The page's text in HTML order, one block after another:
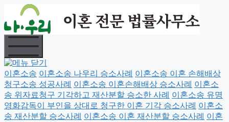
이혼소송 이혼소송 나우리 승소사례 이혼소송 이혼 손해배상
청구소송 성공사례 이혼소송 이혼손해배상 승소사례 이혼소
송 위자료청구 기각하고 재산분할 승소한 사례 이혼소송 유명
영화감독이 부인을 상대로 청구한 이혼 기각 승소사례 이혼소
송 재산분할 승소사례 이혼소송 이혼 재산분할 승소사례 이혼